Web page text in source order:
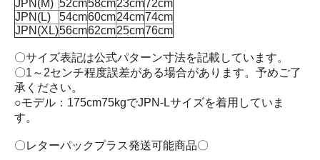
JPN(M) 52cm58cm23cm72cm
JPN(L)
54cm60cm24cm74cm
JPN(XL)56cm62cm25cm76cm
〇サイズ表記は公式パターン寸法を記載しています。
〇1～2センチ程度誤差がある場合があります。予めご了
承ください。
○モデル：175cm75kgでJPN-Lサイズを着用していま
す。
〇レターパックプラス発送可能商品〇